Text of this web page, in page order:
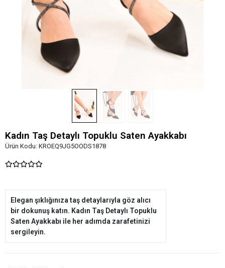
Kadın Taş Detaylı Topuklu Saten Ayakkabı
Ürün Kodu: KROEQ9JG5OODS1878
Elegan şıklığınıza taş detaylarıyla göz alıcı
bir dokunuş katın. Kadın Taş Detaylı Topuklu
Saten Ayakkabı ile her adımda zarafetinizi
sergileyin.